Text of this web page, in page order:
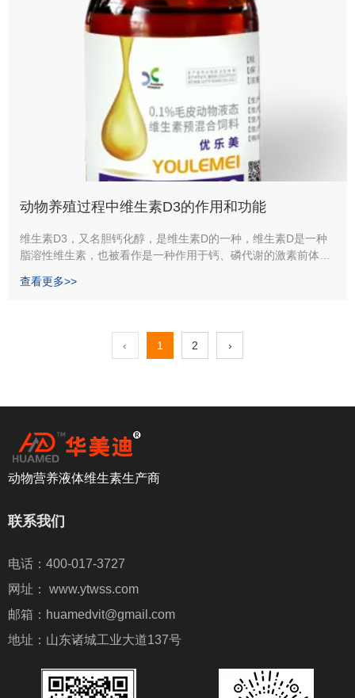
动物养殖过程中维生素D3的作用和功能
维生素D3，又名胆钙化醇，是维生素D的一种，维生素D是一种
脂溶性维生素，也被看作是一种作用于钙、磷代谢的激素前体
查看更多>>
‹ 1 2 ›
动物营养液体维生素生产商
联系我们
电话：400-017-3727
网址： www.ytwss.com
邮箱：huamedvit@gmail.com
地址：山东诸城工业大道137号